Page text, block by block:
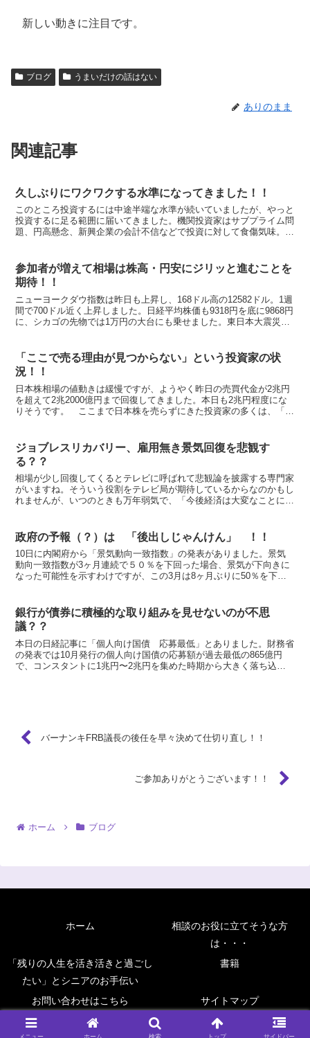
新しい動きに注目です。
ブログ うまいだけの話はない
ありのまま
関連記事
久しぶりにワクワクする水準になってきました！！
このところ投資するには中途半端な水準が続いていましたが、やっと
投資するに足る範囲に届いてきました。機関投資家はサブプライム問
題、円高懸念、新興企業の会計不信などで投資に対して食傷気味。
参加者が増えて相場は株高・円安にジリッと進むことを
期待！！
ニューヨークダウ指数は昨日も上昇し、168ドル高の12582ドル。1週
間で700ドル近く上昇しました。日経平均株価も9318円を底に9868円
に、シカゴの先物では1万円の大台にも乗せました。東日本大震災
「ここで売る理由が見つからない」という投資家の状
況！！
日本株相場の値動きは緩慢ですが、ようやく昨日の売買代金が2兆円
を超えて2兆2000億円まで回復してきました。本日も2兆円程度にな
りそうです。 ここまで日本株を売らずにきた投資家の多くは、「も
ジョブレスリカバリー、雇用無き景気回復を悲観す
る？？
相場が少し回復してくるとテレビに呼ばれて悲観論を披露する専門家
がいますね。そういう役割をテレビ局が期待しているからなのかもし
れませんが、いつのときも万年弱気で、「今後経済は大変なことにな
政府の予報（？）は 「後出しじゃんけん」 ！！
10日に内閣府から「景気動向一致指数」の発表がありました。景気
動向一致指数が3ヶ月連続で５０％を下回った場合、景気が下向きに
なった可能性を示すわけですが、この3月は8ヶ月ぶりに50％を下回
銀行が債券に積極的な取り組みを見せないのが不思
議？？
本日の日経記事に「個人向け国債 応募最低」とありました。財務省
の発表では10月発行の個人向け国債の応募額が過去最低の865億円
で、コンスタントに1兆円〜2兆円を集めた時期から大きく落ち込ん
バーナンキFRB議長の後任を早々決めて仕切り直し！！
ご参加ありがとうございます！！
ホーム ブログ
ホーム
相談のお役に立てそうな方
は・・・
「残りの人生を活き活きと過ごし
たい」とシニアのお手伝い
書籍
お問い合わせはこちら サイトマップ
Copyright © 2006 前川FP事務所アドバンス All Rights Reserved.
メニュー ホーム 検索 トップ サイドバー